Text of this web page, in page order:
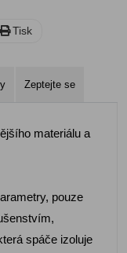
Tisk
Zeptejte se
materiálu a
pouze
spáče izoluje